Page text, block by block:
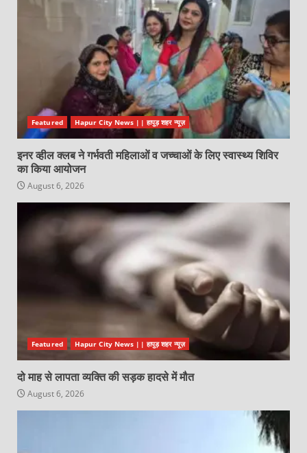
Featured Hapur City News || हापुड़ शहर न्यूज़
इनर व्हील क्लब ने गर्भवती महिलाओं व जच्चाओं के लिए स्वास्थ्य शिविर
का किया आयोजन
August 6, 2026
Featured Hapur City News || हापुड़ शहर न्यूज़
दो माह से लापता व्यक्ति की सड़क हादसे में मौत
August 6, 2026